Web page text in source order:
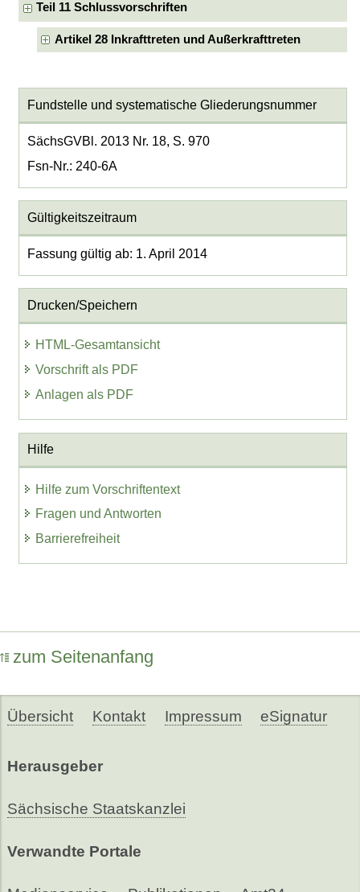
Teil 11 Schlussvorschriften
Artikel 28 Inkrafttreten und Außerkrafttreten
Fundstelle und systematische Gliederungsnummer
SächsGVBl. 2013 Nr. 18, S. 970
Fsn-Nr.: 240-6A
Gültigkeitszeitraum
Fassung gültig ab: 1. April 2014
Drucken/Speichern
HTML-Gesamtansicht
Vorschrift als PDF
Anlagen als PDF
Hilfe
Hilfe zum Vorschriftentext
Fragen und Antworten
Barrierefreiheit
zum Seitenanfang
Übersicht Kontakt Impressum eSignatur
Herausgeber
Sächsische Staatskanzlei
Verwandte Portale